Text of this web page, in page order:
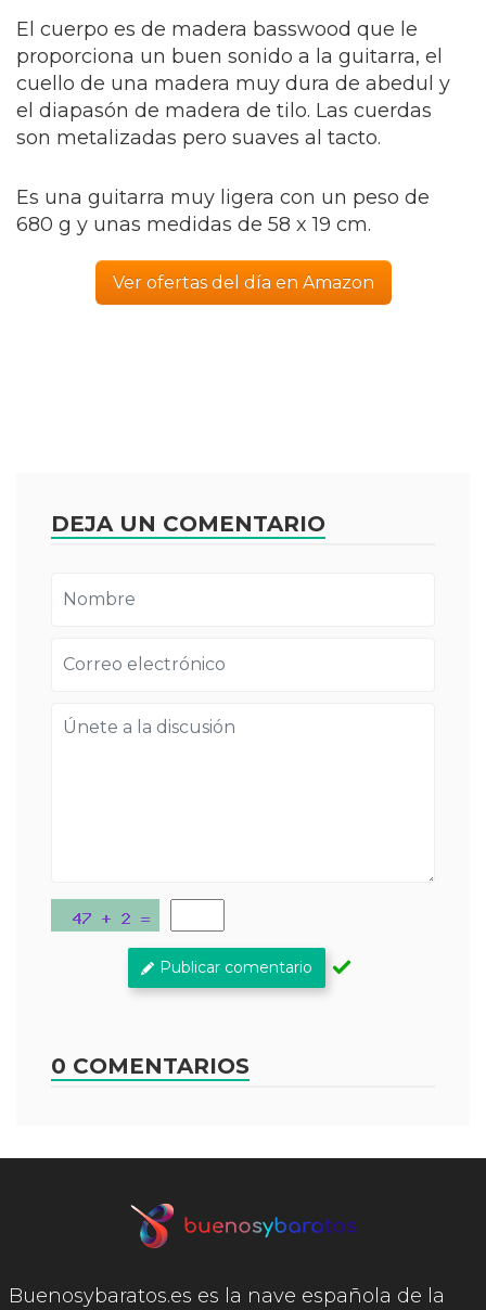
El cuerpo es de madera basswood que le
proporciona un buen sonido a la guitarra, el
cuello de una madera muy dura de abedul y
el diapasón de madera de tilo. Las cuerdas
son metalizadas pero suaves al tacto.
Es una guitarra muy ligera con un peso de
680 g y unas medidas de 58 x 19 cm.
Ver ofertas del día en Amazon
DEJA UN COMENTARIO
Publicar comentario
0 COMENTARIOS
Buenosybaratos.es es la nave española de la